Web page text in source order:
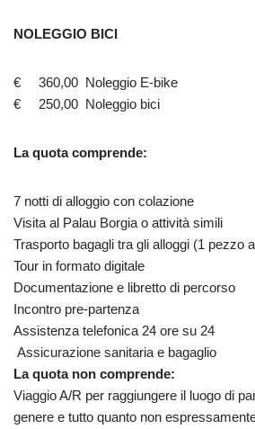
NOLEGGIO BICI
€ 360,00 Noleggio E-bike
€ 250,00 Noleggio bici
La quota comprende:
7 notti di alloggio con colazione
Visita al Palau Borgia o attività simili
Trasporto bagagli tra gli alloggi (1 pezzo
Tour in formato digitale
Documentazione e libretto di percorso
Incontro pre-partenza
Assistenza telefonica 24 ore su 24
Assicurazione sanitaria e bagaglio
La quota non comprende:
Viaggio A/R per raggiungere il luogo di
genere e tutto quanto non